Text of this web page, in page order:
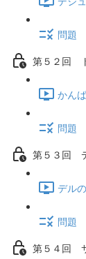
問題
第５２回
かん
問題
第５３回
デル
問題
第５４回